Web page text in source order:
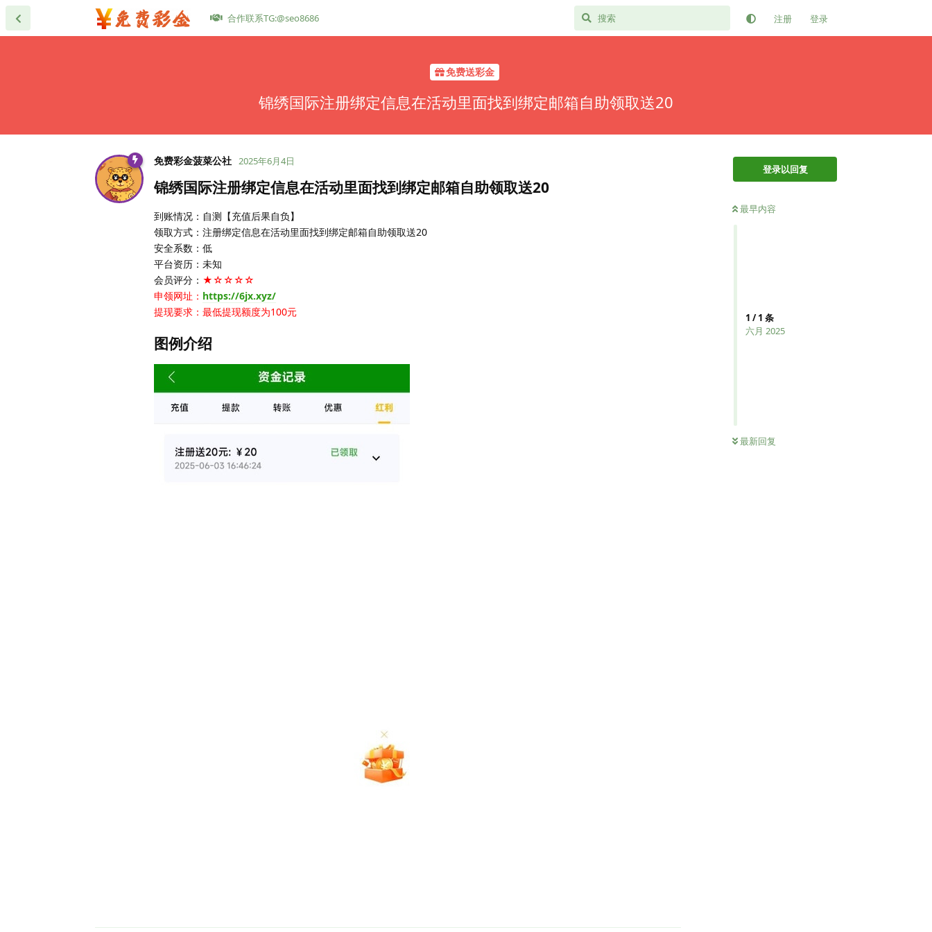
合作联系TG:@seo8686 注册 登录
免费送彩金
锦绣国际注册绑定信息在活动里面找到绑定邮箱自助领取送20
登录以回复
最早内容
1 /1 条
六月 2025
最新回复
免费彩金菠菜公社 2025年6月4日
锦绣国际注册绑定信息在活动里面找到绑定邮箱自助领取送20
到账情况：自测【充值后果自负】
领取方式：注册绑定信息在活动里面找到绑定邮箱自助领取送20
安全系数：低
平台资历：未知
会员评分： ★☆☆☆☆
申领网址： https://6jx.xyz/
提现要求：最低提现额度为100元
图例介绍